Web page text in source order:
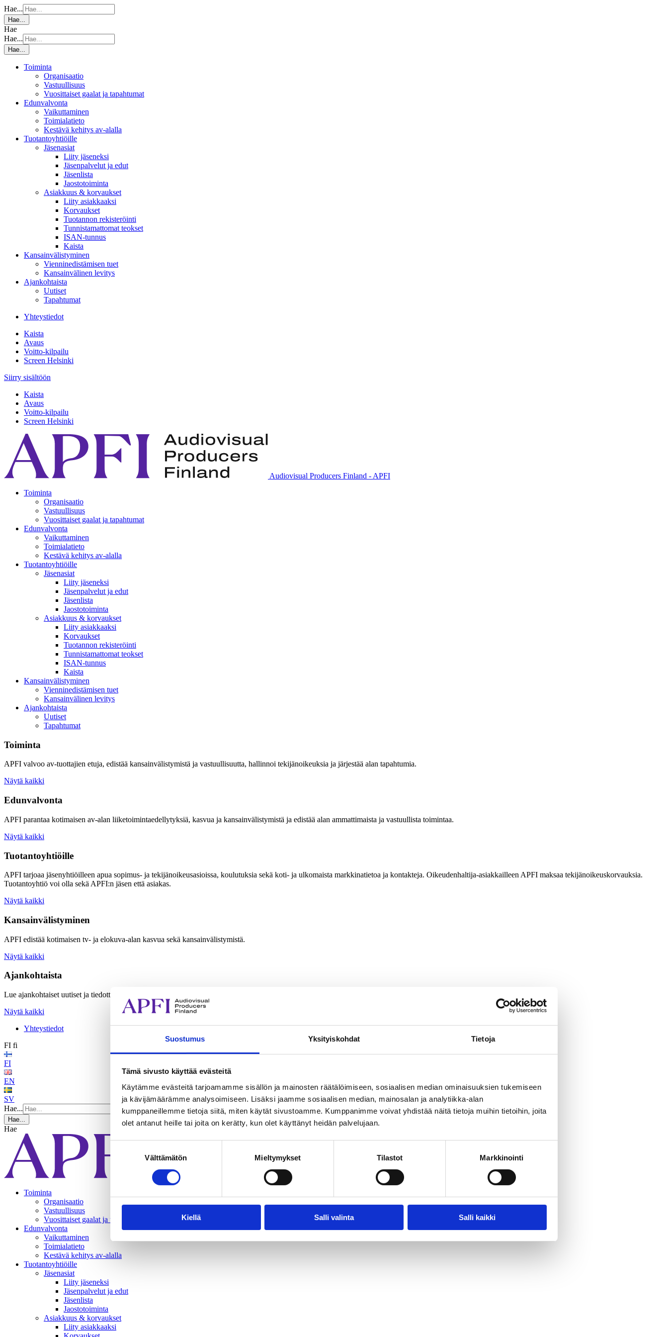
Suostumus Yksityiskohdat Tietoja
Tämä sivusto käyttää evästeitä
Käytämme evästeitä tarjoamamme sisällön ja mainosten räätälöimiseen, sosiaalisen median ominaisuuksien tukemiseen
ja kävijämäärämme analysoimiseen. Lisäksi jaamme sosiaalisen median, mainosalan ja analytiikka-alan
kumppaneillemme tietoja siitä, miten käytät sivustoamme. Kumppanimme voivat yhdistää näitä tietoja muihin tietoihin, joita
olet antanut heille tai joita on kerätty, kun olet käyttänyt heidän palvelujaan.
valinta
Välttämätön Mieltymykset Tilastot Markkinointi
Kiellä Salli valinta Salli kaikki
Hae...
Hae...
Hae
Hae...
Hae...
Toiminta
Organisaatio
Vastuullisuus
Vuosittaiset gaalat ja tapahtumat
Edunvalvonta
Vaikuttaminen
Toimialatieto
Kestävä kehitys av-alalla
Tuotantoyhtiöille
Jäsenasiat
Liity jäseneksi
Jäsenpalvelut ja edut
Jäsenlista
Jaostotoiminta
Asiakkuus & korvaukset
Liity asiakkaaksi
Korvaukset
Tuotannon rekisteröinti
Tunnistamattomat teokset
ISAN-tunnus
Kaista
Kansainvälistyminen
Vienninedistämisen tuet
Kansainvälinen levitys
Ajankohtaista
Uutiset
Tapahtumat
Yhteystiedot
Kaista
Avaus
Voitto-kilpailu
Screen Helsinki
Siirry sisältöön
Kaista
Avaus
Voitto-kilpailu
Screen Helsinki
Audiovisual Producers Finland - APFI
Toiminta
Organisaatio
Vastuullisuus
Vuosittaiset gaalat ja tapahtumat
Edunvalvonta
Vaikuttaminen
Toimialatieto
Kestävä kehitys av-alalla
Tuotantoyhtiöille
Jäsenasiat
Liity jäseneksi
Jäsenpalvelut ja edut
Jäsenlista
Jaostotoiminta
Asiakkuus & korvaukset
Liity asiakkaaksi
Korvaukset
Tuotannon rekisteröinti
Tunnistamattomat teokset
ISAN-tunnus
Kaista
Kansainvälistyminen
Vienninedistämisen tuet
Kansainvälinen levitys
Ajankohtaista
Uutiset
Tapahtumat
Toiminta
APFI valvoo av-tuottajien etuja, edistää kansainvälistymistä ja vastuullisuutta, hallinnoi tekijänoikeuksia ja järjestää alan tapahtumia.
Näytä kaikki
Edunvalvonta
APFI parantaa kotimaisen av-alan liiketoimintaedellytyksiä, kasvua ja kansainvälistymistä ja edistää alan ammattimaista ja vastuullista toimintaa.
Näytä kaikki
Tuotantoyhtiöille
APFI tarjoaa jäsenyhtiöilleen apua sopimus- ja tekijänoikeusasioissa, koulutuksia sekä koti- ja ulkomaista markkinatietoa ja kontakteja. Oikeudenhaltija-asiakkailleen APFI maksaa tekijänoikeuskorvauksia.
Tuotantoyhtiö voi olla sekä APFI:n jäsen että asiakas.
Näytä kaikki
Kansainvälistyminen
APFI edistää kotimaisen tv- ja elokuva-alan kasvua sekä kansainvälistymistä.
Näytä kaikki
Ajankohtaista
Lue ajankohtaiset uutiset ja tiedotteet sekä tutustu APFI:n järjestämiin tapahtumiin ja koulutuksiin.
Näytä kaikki
Yhteystiedot
FI fi
FI
EN
SV
Hae...
Hae...
Hae
Audiovisual Producers Finland - APFI
Toiminta
Organisaatio
Vastuullisuus
Vuosittaiset gaalat ja tapahtumat
Edunvalvonta
Vaikuttaminen
Toimialatieto
Kestävä kehitys av-alalla
Tuotantoyhtiöille
Jäsenasiat
Liity jäseneksi
Jäsenpalvelut ja edut
Jäsenlista
Jaostotoiminta
Asiakkuus & korvaukset
Liity asiakkaaksi